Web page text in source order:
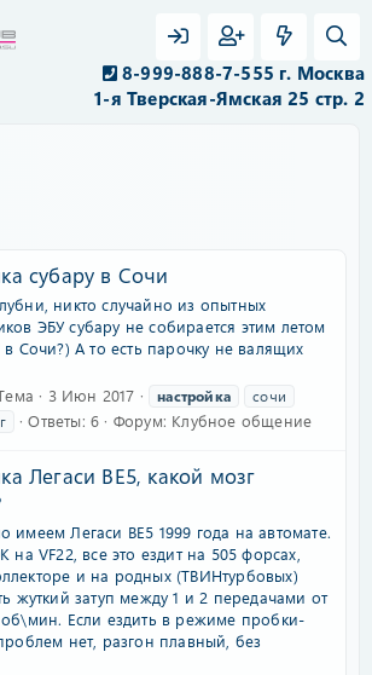
8-999-888-7-555 г. Москва
1-я Тверская-Ямская 25 стр. 2
субару в Сочи
никто случайно из опытных
ЭБУ субару не собирается этим летом
в Сочи?) А то есть парочку не валящих
3 Июн 2017 настройка
сочи
Ответы: 6 Форум: Клубное общение
Легаси ВЕ5, какой мозг
имеем Легаси ВЕ5 1999 года на автомате.
на VF22, все это ездит на 505 форсах,
и на родных (ТВИНтурбовых)
жуткий затуп между 1 и 2 передачами от
об\мин. Если ездить в режиме пробки-
нет, разгон плавный, без